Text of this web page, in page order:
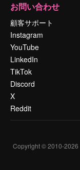
お問い合わせ
顧客サポート
Instagram
YouTube
LinkedIn
TikTok
Discord
X
Reddit
Copyright © 2010-2026